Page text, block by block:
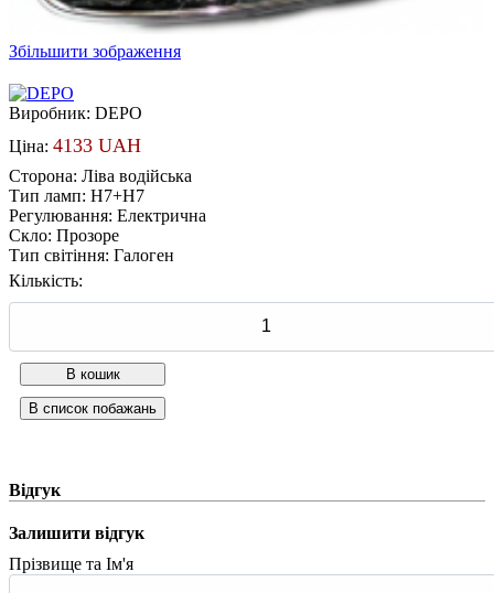
Збільшити зображення
Виробник: DEPO
Ціна: 4133 UAH
Сторона: Ліва водійська
Тип ламп: H7+H7
Регулювання: Електрична
Скло: Прозоре
Тип світіння: Галоген
Кількість:
Відгук
Залишити відгук
Прізвище та Ім'я